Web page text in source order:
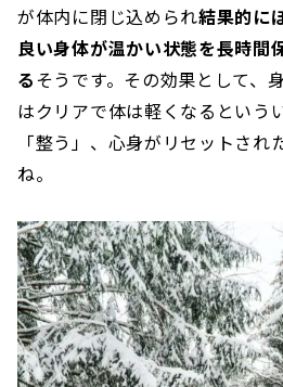
が体内に閉じ込められ結果的に
良い身体が温かい状態を長時間
るそうです。その効果として、
はクリアで体は軽くなるという
「整う」、心身がリセットされ
ね。